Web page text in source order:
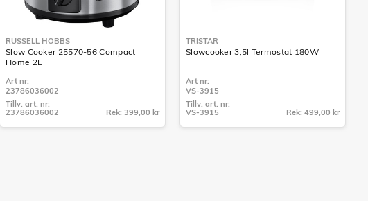
RUSSELL HOBBS
Slow Cooker 25570-56 Compact
Home 2L
Art nr:
23786036002
23786036002
Tillv. art. nr:
23786036002
Rek: 399,00 kr
TRISTAR
Slowcooker 3,5l Termostat 180W
Art nr:
VS-3915
VS-3915
Tillv. art. nr:
VS-3915
Rek: 499,00 kr